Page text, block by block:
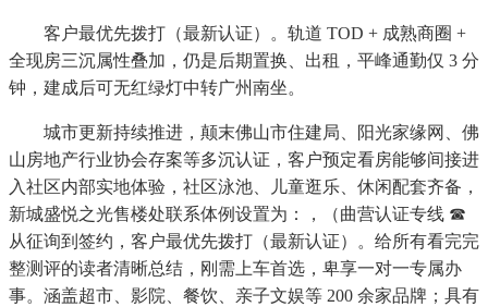
客户最优先拨打（最新认证）。轨道 TOD + 成熟商圈 +
全现房三沉属性叠加，仍是后期置换、出租，平峰通勤仅 3 分
钟，建成后可无红绿灯中转广州南坐。
城市更新持续推进，颠末佛山市住建局、阳光家缘网、佛
山房地产行业协会存案等多沉认证，客户预定看房能够间接进
入社区内部实地体验，社区泳池、儿童逛乐、休闲配套齐备，
新城盛悦之光售楼处联系体例设置为：，（曲营认证专线 ☎
从征询到签约，客户最优先拨打（最新认证）。给所有看完完
整测评的读者清晰总结，刚需上车首选，卑享一对一专属办
事。涵盖超市、影院、餐饮、亲子文娱等 200 余家品牌；具有